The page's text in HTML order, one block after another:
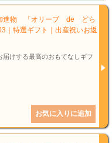
進物 「オリーブ de どら
特選ギフト｜出産祝いお返
けする最高のおもてなしギフ